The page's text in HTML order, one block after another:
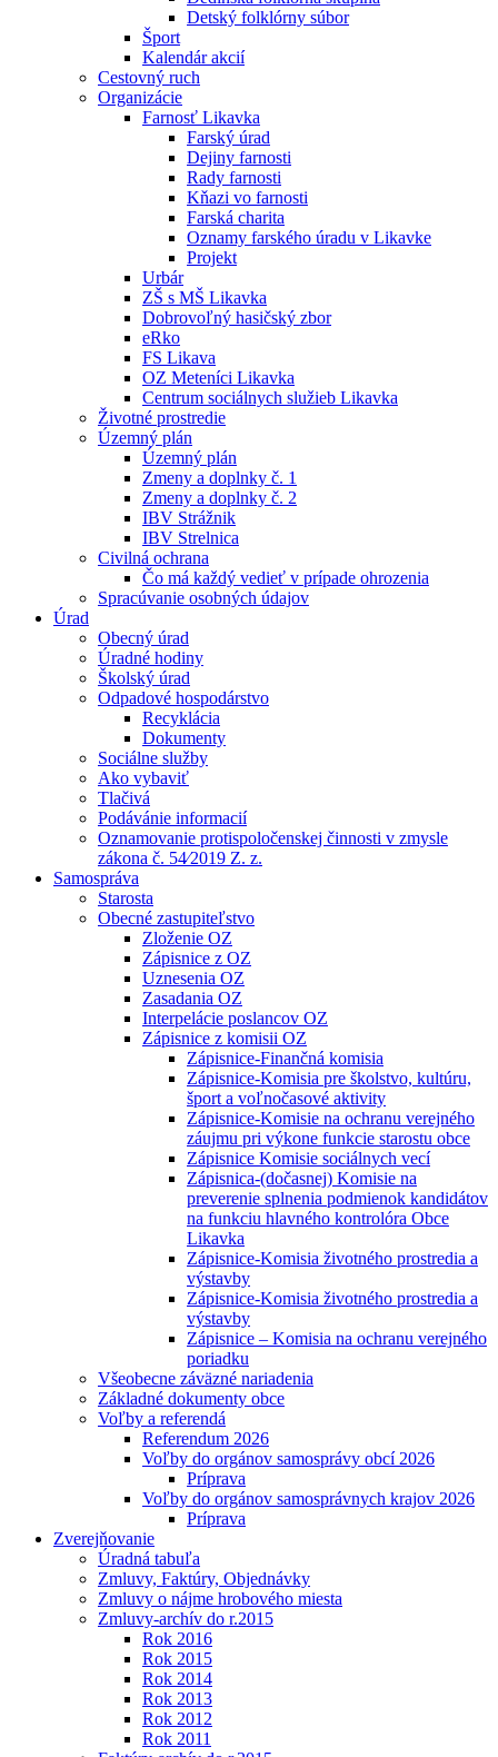
Detský folklórny súbor
Šport
Kalendár akcií
Cestovný ruch
Organizácie
Farnosť Likavka
Farský úrad
Dejiny farnosti
Rady farnosti
Kňazi vo farnosti
Farská charita
Oznamy farského úradu v Likavke
Projekt
Urbár
ZŠ s MŠ Likavka
Dobrovoľný hasičský zbor
eRko
FS Likava
OZ Meteníci Likavka
Centrum sociálnych služieb Likavka
Životné prostredie
Územný plán
Územný plán
Zmeny a doplnky č. 1
Zmeny a doplnky č. 2
IBV Strážnik
IBV Strelnica
Civilná ochrana
Čo má každý vedieť v prípade ohrozenia
Spracúvanie osobných údajov
Úrad
Obecný úrad
Úradné hodiny
Školský úrad
Odpadové hospodárstvo
Recyklácia
Dokumenty
Sociálne služby
Ako vybaviť
Tlačivá
Podávánie informacií
Oznamovanie protispoločenskej činnosti v zmysle
zákona č. 54⁄2019 Z. z.
Samospráva
Starosta
Obecné zastupiteľstvo
Zloženie OZ
Zápisnice z OZ
Uznesenia OZ
Zasadania OZ
Interpelácie poslancov OZ
Zápisnice z komisii OZ
Zápisnice-Finančná komisia
Zápisnice-Komisia pre školstvo, kultúru,
šport a voľnočasové aktivity
Zápisnice-Komisie na ochranu verejného
záujmu pri výkone funkcie starostu obce
Zápisnice Komisie sociálnych vecí
Zápisnica-(dočasnej) Komisie na
preverenie splnenia podmienok kandidátov
na funkciu hlavného kontrolóra Obce
Likavka
Zápisnice-Komisia životného prostredia a
výstavby
Zápisnice-Komisia životného prostredia a
výstavby
Zápisnice – Komisia na ochranu verejného
poriadku
Všeobecne záväzné nariadenia
Základné dokumenty obce
Voľby a referendá
Referendum 2026
Voľby do orgánov samosprávy obcí 2026
Príprava
Voľby do orgánov samosprávnych krajov 2026
Príprava
Zverejňovanie
Úradná tabuľa
Zmluvy, Faktúry, Objednávky
Zmluvy o nájme hrobového miesta
Zmluvy-archív do r.2015
Rok 2016
Rok 2015
Rok 2014
Rok 2013
Rok 2012
Rok 2011